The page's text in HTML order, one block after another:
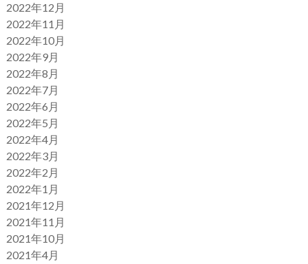
2022年12月
2022年11月
2022年10月
2022年9月
2022年8月
2022年7月
2022年6月
2022年5月
2022年4月
2022年3月
2022年2月
2022年1月
2021年12月
2021年11月
2021年10月
2021年4月